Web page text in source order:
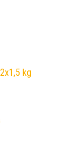
kg